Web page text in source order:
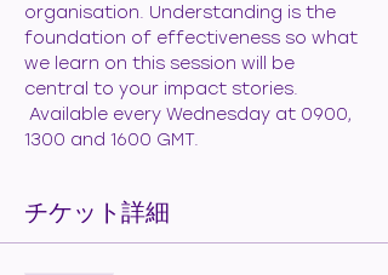
organisation. Understanding is the
foundation of effectiveness so what
we learn on this session will be
central to your impact stories.
Available every Wednesday at 0900,
1300 and 1600 GMT.
チケット詳細